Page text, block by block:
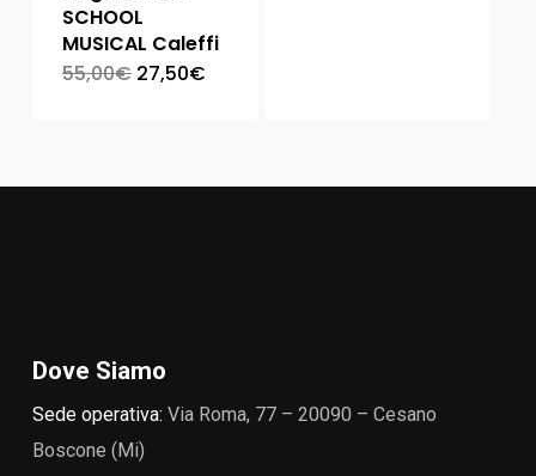
SCHOOL
MUSICAL Caleffi
55,00€ 27,50€
Dove Siamo
Sede operativa: Via Roma, 77 – 20090 – Cesano
Boscone (Mi)